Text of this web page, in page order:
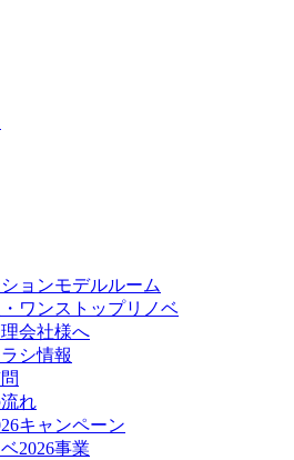
ョンモデルルーム
ワンストップリノベ
会社様へ
シ情報
れ
キャンペーン
2026事業